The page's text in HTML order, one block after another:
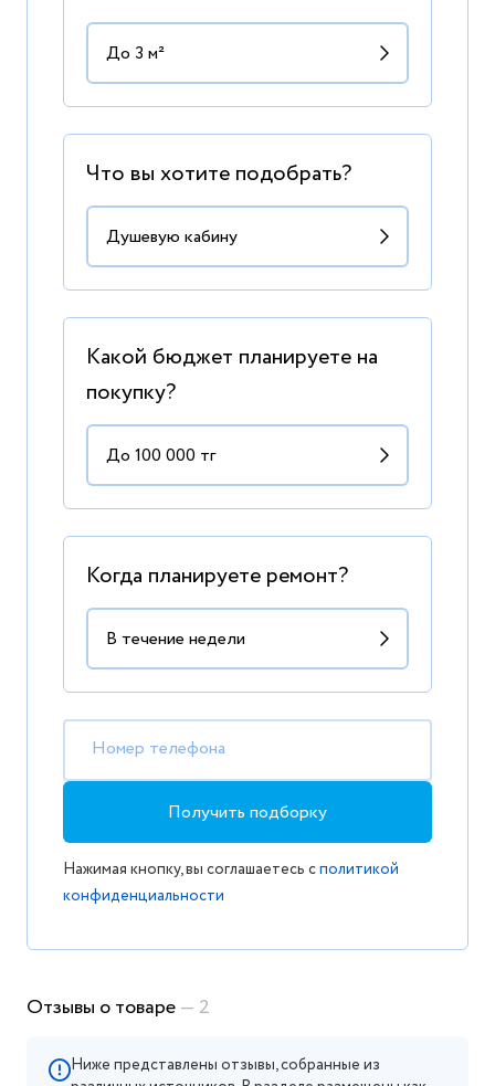
Что вы хотите подобрать?
Какой бюджет планируете на
покупку?
Когда планируете ремонт?
Номер телефона
Получить подборку
Нажимая кнопку, вы соглашаетесь сполитикой
конфиденциальности
Отзывы о товаре— 2
Ниже представлены отзывы, собранные из